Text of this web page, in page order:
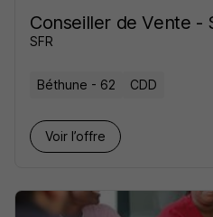
Conseiller de Vente -
SFR
Béthune - 62 CDD
Voir l’offre